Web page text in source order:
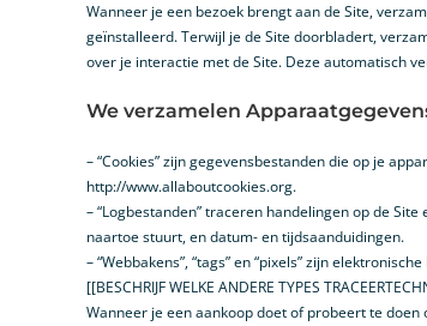
Wanneer je een bezoek brengt aan de Site,
geïnstalleerd. Terwijl je de Site doorbladert,
over je interactie met de Site. Deze automatisch
We verzamelen
– “Cookies” zijn gegevensbestanden die op je
http://www.allaboutcookies.org.
– “Logbestanden” traceren handelingen op de
naartoe stuurt, en datum- en tijdsaanduidingen.
– “Webbakens”, “tags” en “pixels” zijn
[[BESCHRIJF WELKE ANDERE TYPES
Wanneer je een aankoop doet of probeert te